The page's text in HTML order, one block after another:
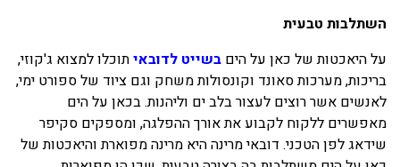
השתלבות טבעית
על היאכטות של כאן על הים בשייט לדובאיתוכלו למצוא ג'קוזי,
בריכות, מערכות סאונד וקונסולות משחק וגם ציוד של ספורט ימי,
לאנשים אשר רוצים לעצור בלב ים וליהנות. בכאן על הים
מאפשרים ללקוח לקבוע את אורך ההפלגה, ומספקים סקיפר
שידאג לפן הטכני. דובאי מרינה היא מרינה מפוארת והיאכטות של